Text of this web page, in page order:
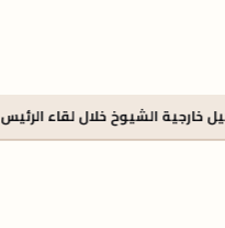
خلال لقاء الرئيس التشادي: